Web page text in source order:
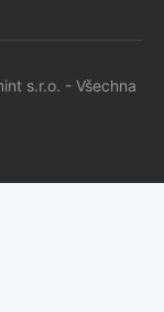
s.r.o. - Všechna